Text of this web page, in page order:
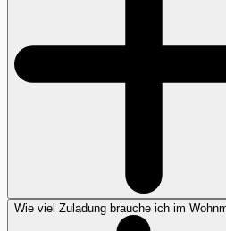
Bei weniger als 4–6 Wochen
Ab ca. 8 Wochen pro Jahr lohnt
Wie viel Zuladung brauche ich im